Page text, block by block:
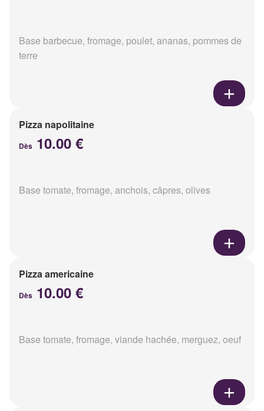
Base barbecue, fromage, poulet, ananas, pommes de
terre
Pizza napolitaine
Dès 10.00 €
Base tomate, fromage, anchois, câpres, olives
Pizza americaine
Dès 10.00 €
Base tomate, fromage, viande hachée, merguez, oeuf